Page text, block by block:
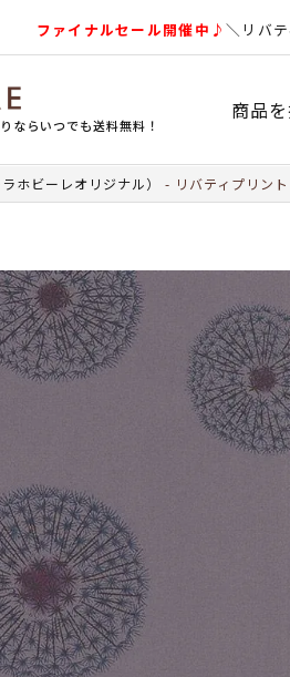
ファイナルセール開催中♪＼リバ
ならいつでも送料無料！
商品
ホビーレオリジナル） リバティプリン